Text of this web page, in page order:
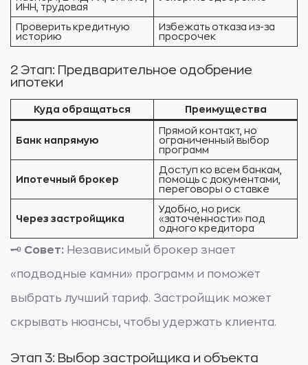
ИНН, трудовая
Проверить кредитную
историю
Избежать отказа из-за
просрочек
2 Этап: Предварительное одобрение
ипотеки
Куда обращаться Преимущества
Банк напрямую
Прямой контакт, но
ограниченный выбор
программ
Ипотечный брокер
Доступ ко всем банкам,
помощь с документами,
переговоры о ставке
Через застройщика
Удобно, но риск
«заточенности» под
одного кредитора
🗝️ Совет: Независимый брокер знает
«подводные камни» программ и поможет
выбрать лучший тариф. Застройщик может
скрывать нюансы, чтобы удержать клиента.
Этап 3: Выбор застройщика и объекта